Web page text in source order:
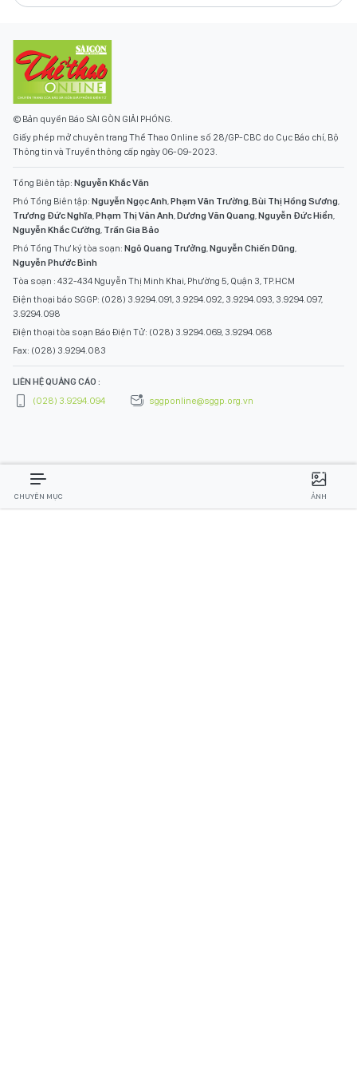
© Bản quyền Báo SÀI GÒN GIẢI PHÓNG.
Giấy phép mở chuyên trang Thể Thao Online số 28/GP-CBC do Cục Báo chí, Bộ
Thông tin và Truyền thông cấp ngày 06-09-2023.
Tổng Biên tập: Nguyễn Khắc Văn
Phó Tổng Biên tập: Nguyễn Ngọc Anh Phạm Văn Trường Bùi Thị Hồng Sương
Trương Đức Nghĩa Phạm Thị Vân Anh Dương Văn Quang Nguyễn Đức Hiển
Nguyễn Khắc Cường Trần Gia Bảo
Phó Tổng Thư ký tòa soạn: Ngô Quang Trưởng Nguyễn Chiến Dũng
Nguyễn Phước Bình
Tòa soạn : 432-434 Nguyễn Thị Minh Khai, Phường 5, Quận 3, TP.HCM
Điện thoại báo SGGP: (028) 3.9294.091, 3.9294.092, 3.9294.093, 3.9294.097,
3.9294.098
Điện thoại tòa soạn Báo Điện Tử: (028) 3.9294.069, 3.9294.068
Fax: (028) 3.9294.083
LIÊN HỆ QUẢNG CÁO :
(028) 3.9294.094
sggponline@sggp.org.vn
CHUYÊN MỤC ẢNH